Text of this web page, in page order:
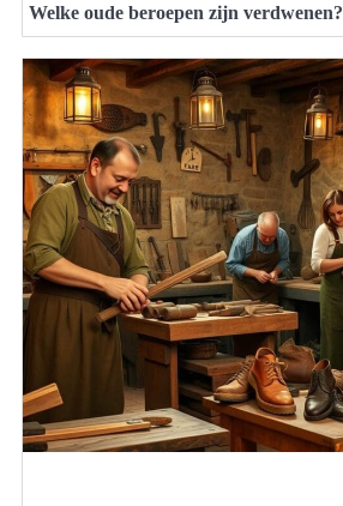
Welke oude beroepen zijn verdwenen?